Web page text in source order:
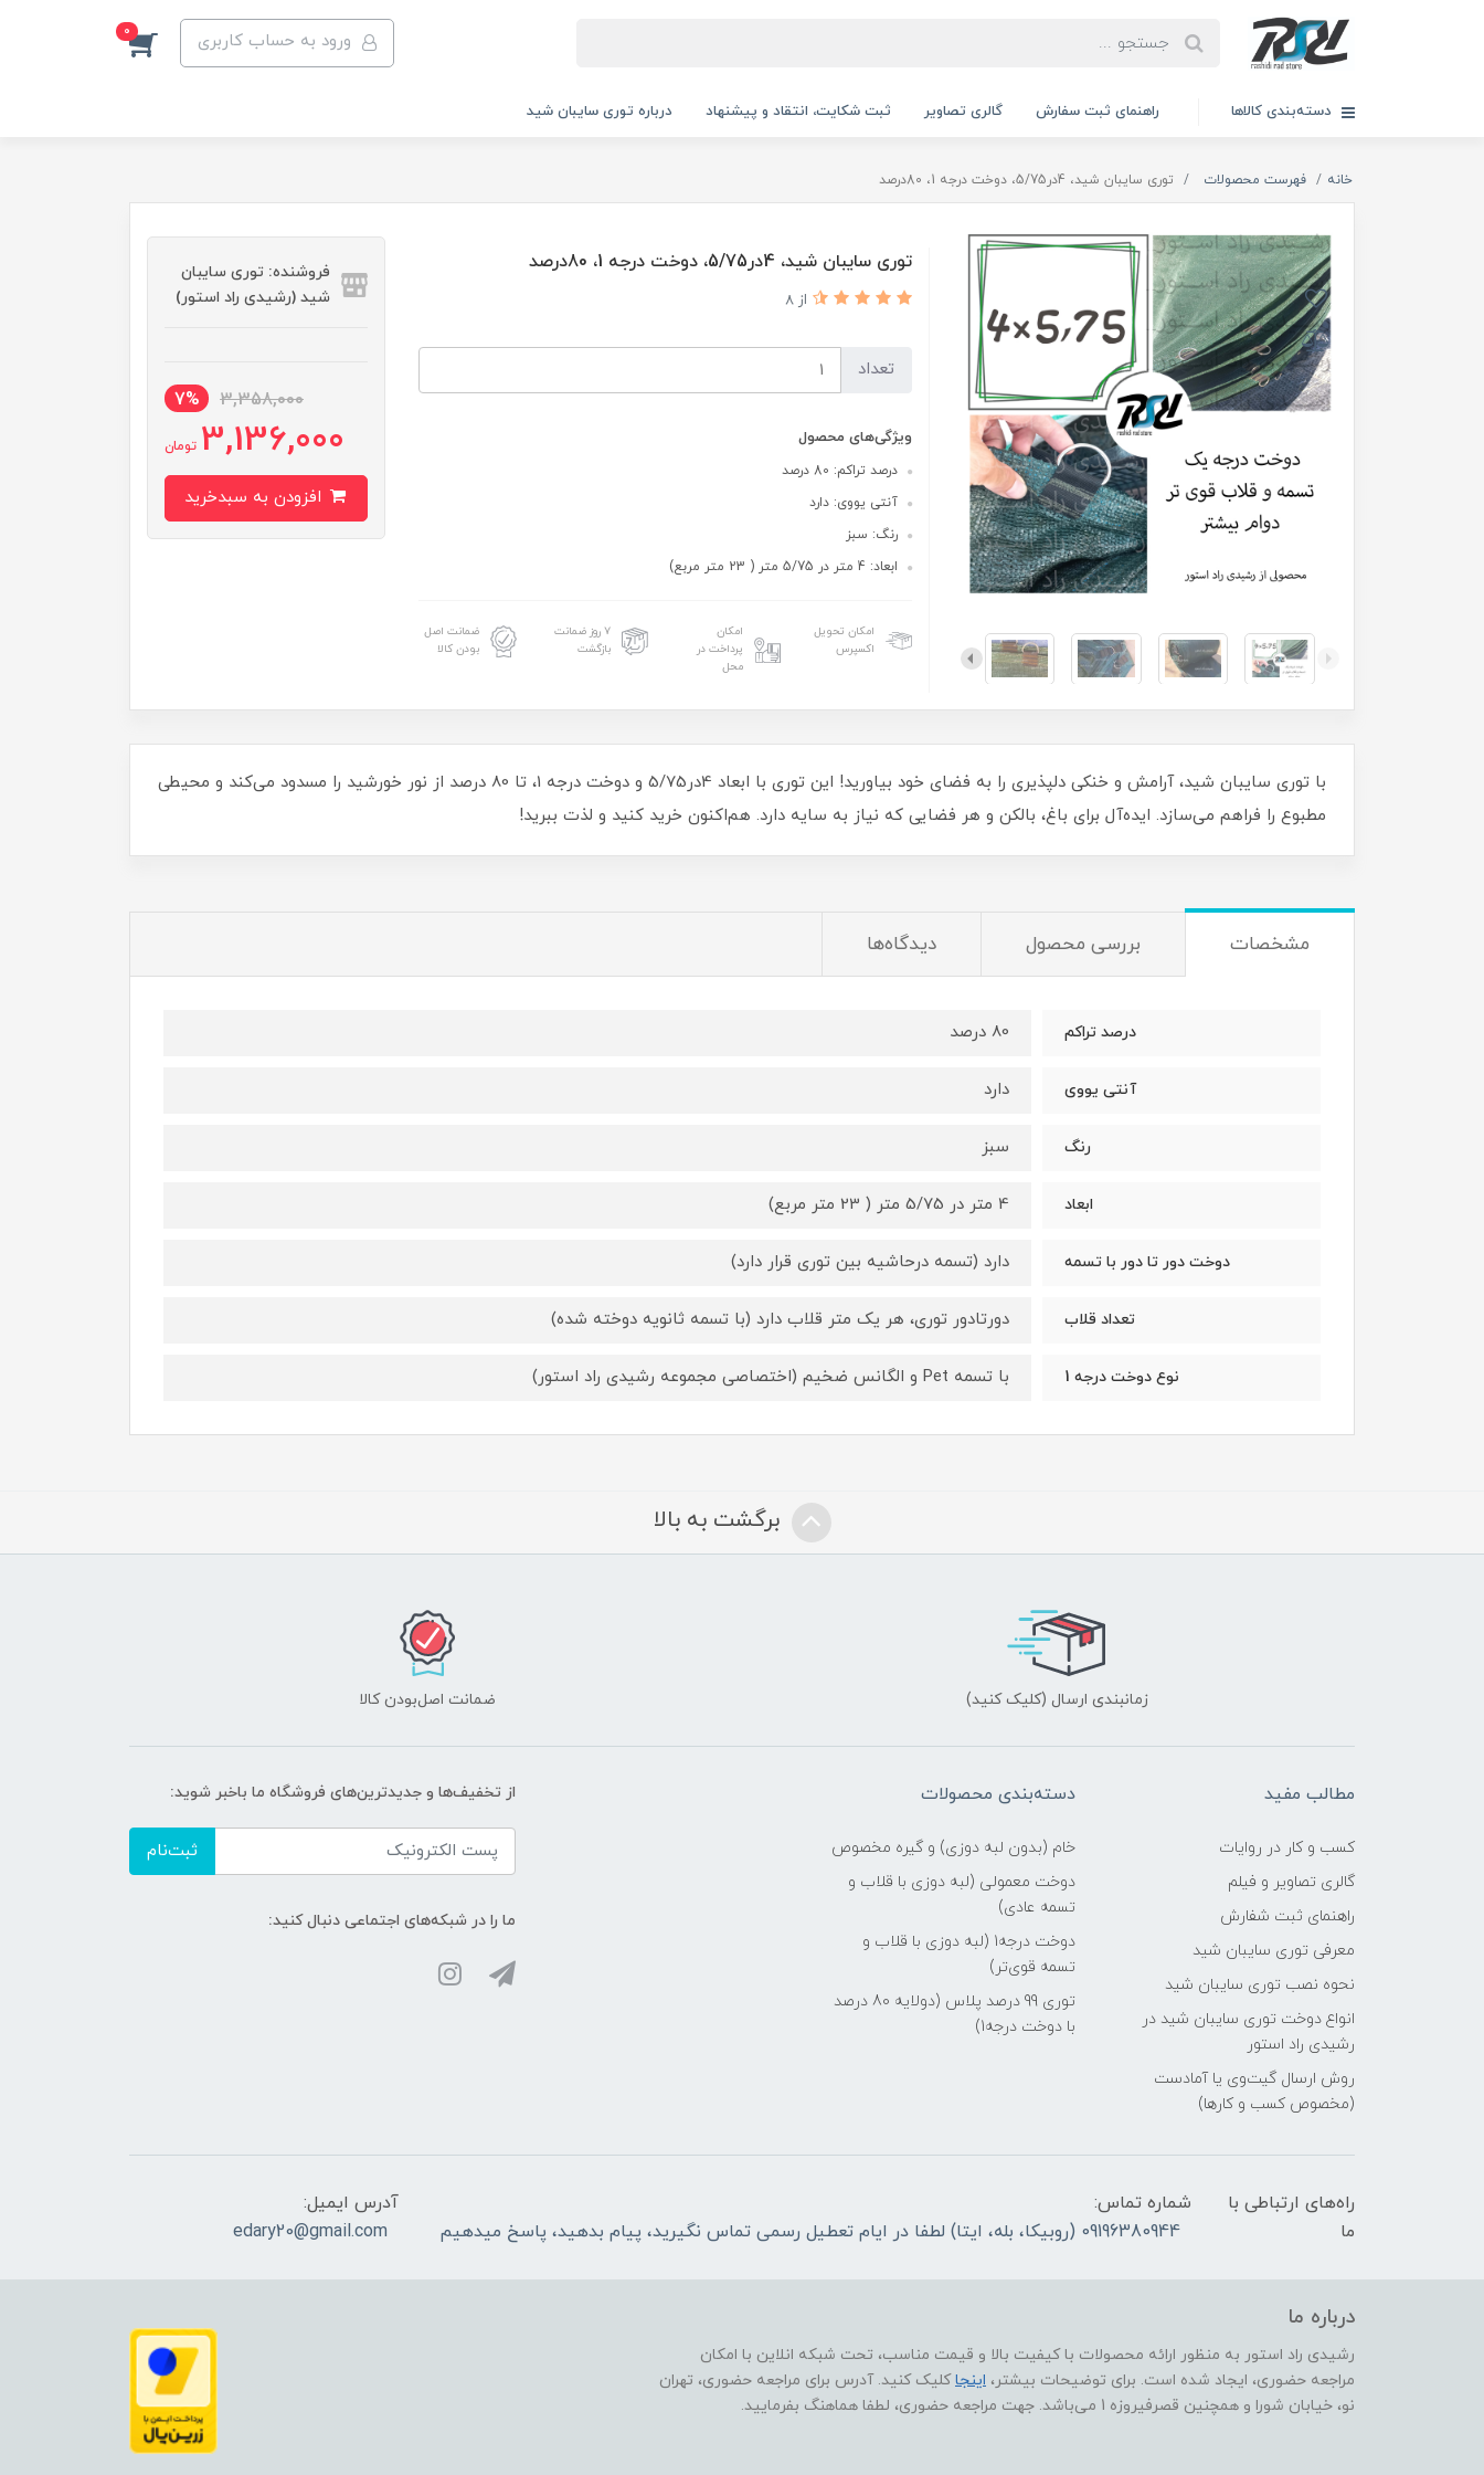
ورود به حساب کاربری 0
دسته‌بندی کالاها راهنمای ثبت سفارش گالری تصاویر ثبت شکایت، انتقاد و پیشنهاد درباره توری سایبان شید
خانه فهرست محصولات توری سایبان شید، 4در5/75، دوخت درجه 1، 80درصد
توری سایبان شید، 4در5/75، دوخت درجه 1، 80درصد
از 8
تعداد
ویژگی‌های محصول
درصد تراکم: 80 درصد
آنتی یووی: دارد
رنگ: سبز
ابعاد: 4 متر در 5/75 متر ( 23 متر مربع)
امکان تحویل
اکسپرس
امکان
پرداخت در
محل
۷ روز ضمانت
بازگشت
ضمانت اصل
بودن کالا
فروشنده: توری سایبان
شید (رشیدی راد استور)
3,358,000
7%
3,136,000 تومان
با توری سایبان شید، آرامش و خنکی دلپذیری را به فضای خود بیاورید! این توری با ابعاد 4در5/75 و دوخت درجه 1، تا 80 درصد از نور خورشید را مسدود می‌کند و محیطی
مطبوع را فراهم می‌سازد. ایده‌آل برای باغ، بالکن و هر فضایی که نیاز به سایه دارد. هم‌اکنون خرید کنید و لذت ببرید!
مشخصات بررسی محصول دیدگاه‌ها
درصد تراکم 80 درصد
آنتی یووی دارد
رنگ سبز
ابعاد 4 متر در 5/75 متر ( 23 متر مربع)
دوخت دور تا دور با تسمه دارد (تسمه درحاشیه بین توری قرار دارد)
تعداد قلاب دورتادور توری، هر یک متر قلاب دارد (با تسمه ثانویه دوخته شده)
نوع دوخت درجه 1 با تسمه Pet و الگانس ضخیم (اختصاصی مجموعه رشیدی راد استور)
برگشت به بالا
زمانبندی ارسال (کلیک کنید) ضمانت اصل‌بودن کالا
مطالب مفید
کسب و کار در روایات
گالری تصاویر و فیلم
راهنمای ثبت شفارش
معرفی توری سایبان شید
نحوه نصب توری سایبان شید
انواع دوخت توری سایبان شید در
رشیدی راد استور
روش ارسال گیت‌وی یا آمادست
(مخصوص کسب و کارها)
دسته‌بندی محصولات
خام (بدون لبه دوزی) و گیره مخصوص
دوخت معمولی (لبه دوزی با قلاب و
تسمه عادی)
دوخت درجه1 (لبه دوزی با قلاب و
تسمه قوی‌تر)
توری 99 درصد پلاس (دولایه 80 درصد
با دوخت درجه1)
از تخفیف‌ها و جدیدترین‌های فروشگاه ما باخبر شوید:
ثبت‌نام
ما را در شبکه‌های اجتماعی دنبال کنید:
راه‌های ارتباطی با
ما
شماره تماس:
09196380944 (روبیکا، بله، ایتا) لطفا در ایام تعطیل رسمی تماس نگیرید، پیام بدهید، پاسخ میدهیم
آدرس ایمیل:
edary20@gmail.com
درباره ما
رشیدی راد استور به منظور ارائه محصولات با کیفیت بالا و قیمت مناسب، تحت شبکه انلاین با امکان
مراجعه حضوری، ایجاد شده است. برای توضیحات بیشتر، اینجاکلیک کنید. آدرس برای مراجعه حضوری، تهران
نو، خیابان شورا و همچنین قصرفیروزه 1 می‌باشد. جهت مراجعه حضوری، لطفا هماهنگ بفرمایید.